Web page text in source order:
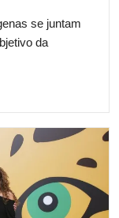
se juntam
da